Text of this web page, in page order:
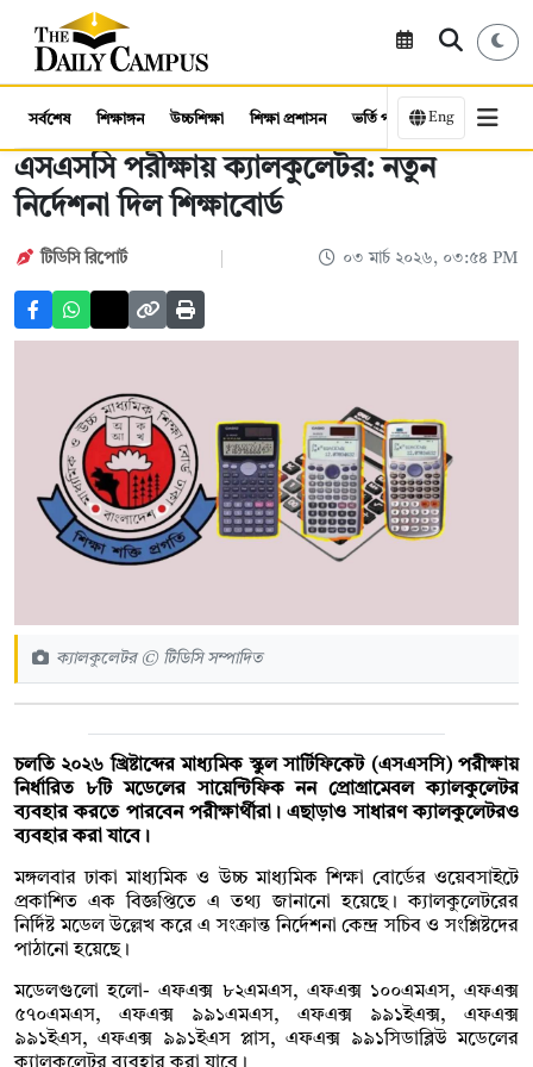
সর্বশেষ শিক্ষাঙ্গন উচ্চশিক্ষা শিক্ষা প্রশাসন ভর্তি পরীক্ষা কর্মসংস্থান
Eng
এসএসসি পরীক্ষায় ক্যালকুলেটর: নতুন
নির্দেশনা দিল শিক্ষাবোর্ড
টিডিসি রিপোর্ট ০৩ মার্চ ২০২৬, ০৩:৫৪ PM
ক্যালকুলেটর © টিডিসি সম্পাদিত
চলতি ২০২৬ খ্রিষ্টাব্দের মাধ্যমিক স্কুল সার্টিফিকেট (এসএসসি) পরীক্ষায়
নির্ধারিত ৮টি মডেলের সায়েন্টিফিক নন প্রোগ্রামেবল ক্যালকুলেটর
ব্যবহার করতে পারবেন পরীক্ষার্থীরা। এছাড়াও সাধারণ ক্যালকুলেটরও
ব্যবহার করা যাবে।
মঙ্গলবার ঢাকা মাধ্যমিক ও উচ্চ মাধ্যমিক শিক্ষা বোর্ডের ওয়েবসাইটে
প্রকাশিত এক বিজ্ঞপ্তিতে এ তথ্য জানানো হয়েছে। ক্যালকুলেটরের
নির্দিষ্ট মডেল উল্লেখ করে এ সংক্রান্ত নির্দেশনা কেন্দ্র সচিব ও সংশ্লিষ্টদের
পাঠানো হয়েছে।
মডেলগুলো হলো- এফএক্স ৮২এমএস, এফএক্স ১০০এমএস, এফএক্স
৫৭০এমএস, এফএক্স ৯৯১এমএস, এফএক্স ৯৯১ইএক্স, এফএক্স
৯৯১ইএস, এফএক্স ৯৯১ইএস প্লাস, এফএক্স ৯৯১সিডাব্লিউ মডেলের
ক্যালকুলেটর ব্যবহার করা যাবে।